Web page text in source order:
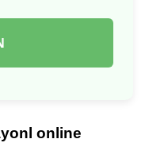
online